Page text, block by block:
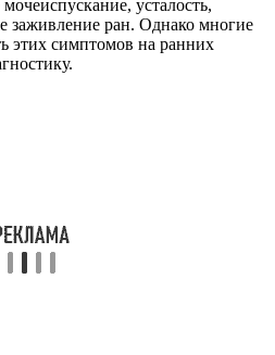
усталость,
заживление ран. Однако многие
этих симптомов на ранних